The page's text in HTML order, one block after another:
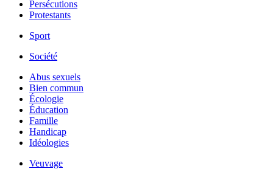
Persécutions
Protestants
Sport
Société
Abus sexuels
Bien commun
Écologie
Éducation
Famille
Handicap
Idéologies
Veuvage